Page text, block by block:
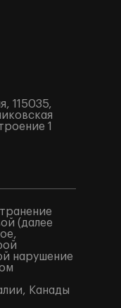
115035,
1
(далее
нарушение
Канады